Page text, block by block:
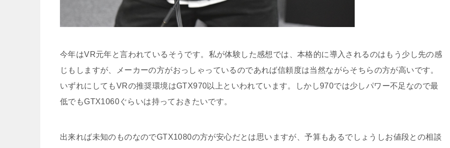
今年はVR元年と言われているそうです。私が体験した感想では、本格的に導入されるのはもう少し先の感
じもしますが、メーカーの方がおっしゃっているのであれば信頼度は当然ながらそちらの方が高いです。
いずれにしてもVRの推奨環境はGTX970以上といわれています。しかし970では少しパワー不足なので最
低でもGTX1060ぐらいは持っておきたいです。
出来れば未知のものなのでGTX1080の方が安心だとは思いますが、予算もあるでしょうしお値段との相談